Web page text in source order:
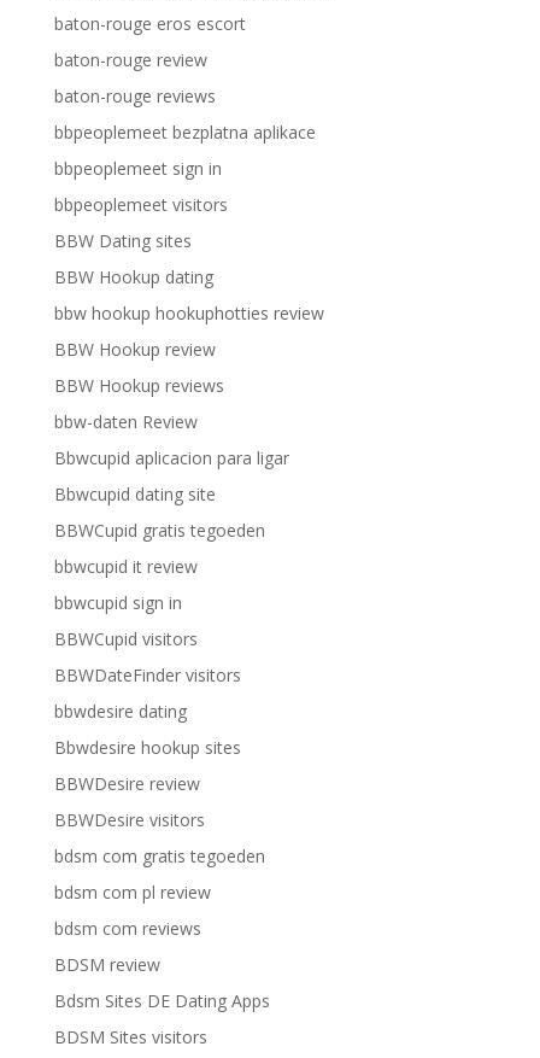
baton-rouge eros escort
baton-rouge review
baton-rouge reviews
bbpeoplemeet bezplatna aplikace
bbpeoplemeet sign in
bbpeoplemeet visitors
BBW Dating sites
BBW Hookup dating
bbw hookup hookuphotties review
BBW Hookup review
BBW Hookup reviews
bbw-daten Review
Bbwcupid aplicacion para ligar
Bbwcupid dating site
BBWCupid gratis tegoeden
bbwcupid it review
bbwcupid sign in
BBWCupid visitors
BBWDateFinder visitors
bbwdesire dating
Bbwdesire hookup sites
BBWDesire review
BBWDesire visitors
bdsm com gratis tegoeden
bdsm com pl review
bdsm com reviews
BDSM review
Bdsm Sites DE Dating Apps
BDSM Sites visitors